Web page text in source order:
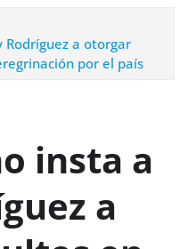
Rodríguez a otorgar
por el país
insta a
a